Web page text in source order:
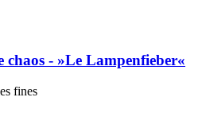
chaos - »Le Lampenfieber«
fines